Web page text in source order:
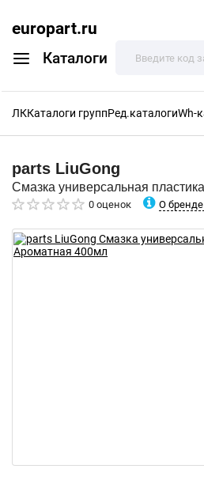
europart.ru
Каталоги
ЛККаталоги группРед.каталогиWh-
parts LiuGong
Смазка универсальная
0 оценок О